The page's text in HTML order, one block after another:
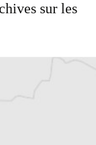
sur les